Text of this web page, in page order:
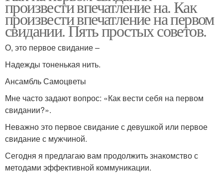
произвести впечатление на. Как
произвести впечатление на первом
свидании. Пять простых советов.
О, это первое свидание –
Надежды тоненькая нить.
Ансамбль Самоцветы
Мне часто задают вопрос: «Как вести себя на первом
свидании?».
Неважно это первое свидание с девушкой или первое
свидание с мужчиной.
Сегодня я предлагаю вам продолжить знакомство с
методами эффективной коммуникации.